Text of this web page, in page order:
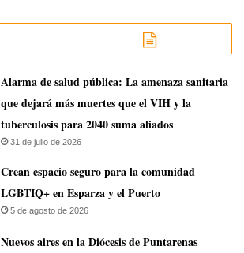
​Alarma de salud pública: La amenaza sanitaria
que dejará más muertes que el VIH y la
tuberculosis para 2040 suma aliados
31 de julio de 2026
Crean espacio seguro para la comunidad
LGBTIQ+ en Esparza y el Puerto
5 de agosto de 2026
​Nuevos aires en la Diócesis de Puntarenas